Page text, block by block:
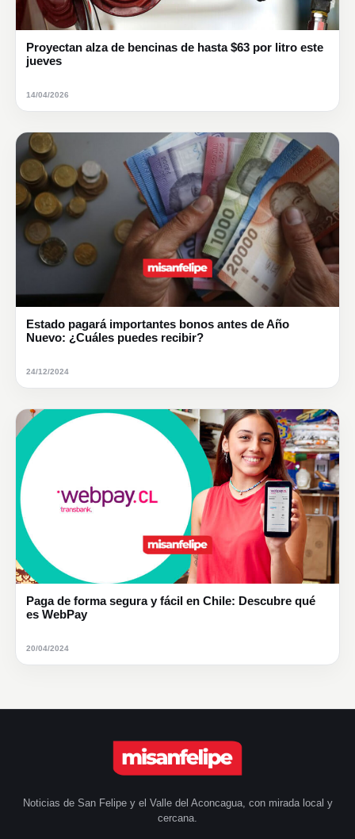
Proyectan alza de bencinas de hasta $63 por litro este
jueves
14/04/2026
Estado pagará importantes bonos antes de Año
Nuevo: ¿Cuáles puedes recibir?
24/12/2024
Paga de forma segura y fácil en Chile: Descubre qué
es WebPay
20/04/2024
Noticias de San Felipe y el Valle del Aconcagua, con mirada local y
cercana.